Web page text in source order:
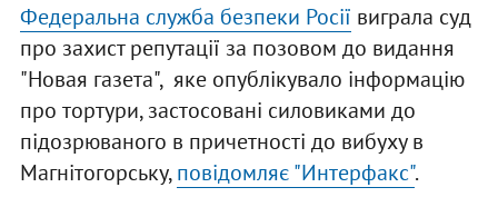
Федеральна служба безпеки Росії виграла суд
про захист репутації за позовом до видання
"Новая газета", яке опублікувало інформацію
про тортури, застосовані силовиками до
підозрюваного в причетності до вибуху в
Магнітогорську,повідомляє "Интерфакс".